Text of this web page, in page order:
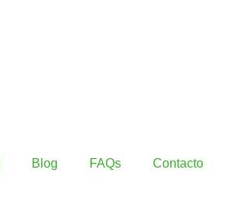
Blog FAQs Contacto